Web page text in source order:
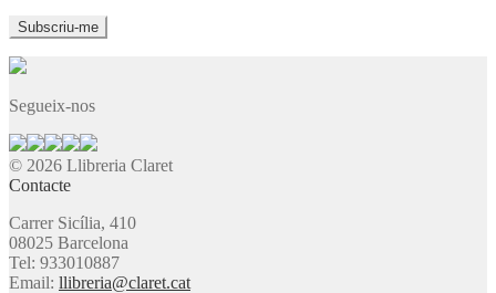
Segueix-nos
© 2026 Llibreria Claret
Contacte
Carrer Sicília, 410
08025 Barcelona
Tel: 933010887
Email: llibreria@claret.cat